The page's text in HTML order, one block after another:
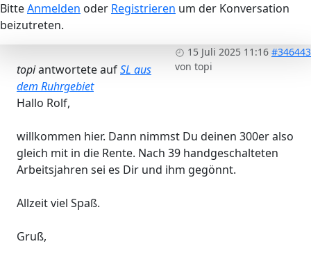
BitteAnmelden oder Registrieren um der Konversation
beizutreten.
15 Juli 2025 11:16 #346443
von topi
topiantwortete aufSL aus
dem Ruhrgebiet
Hallo Rolf,
willkommen hier. Dann nimmst Du deinen 300er also
gleich mit in die Rente. Nach 39 handgeschalteten
Arbeitsjahren sei es Dir und ihm gegönnt.
Allzeit viel Spaß.
Gruß,